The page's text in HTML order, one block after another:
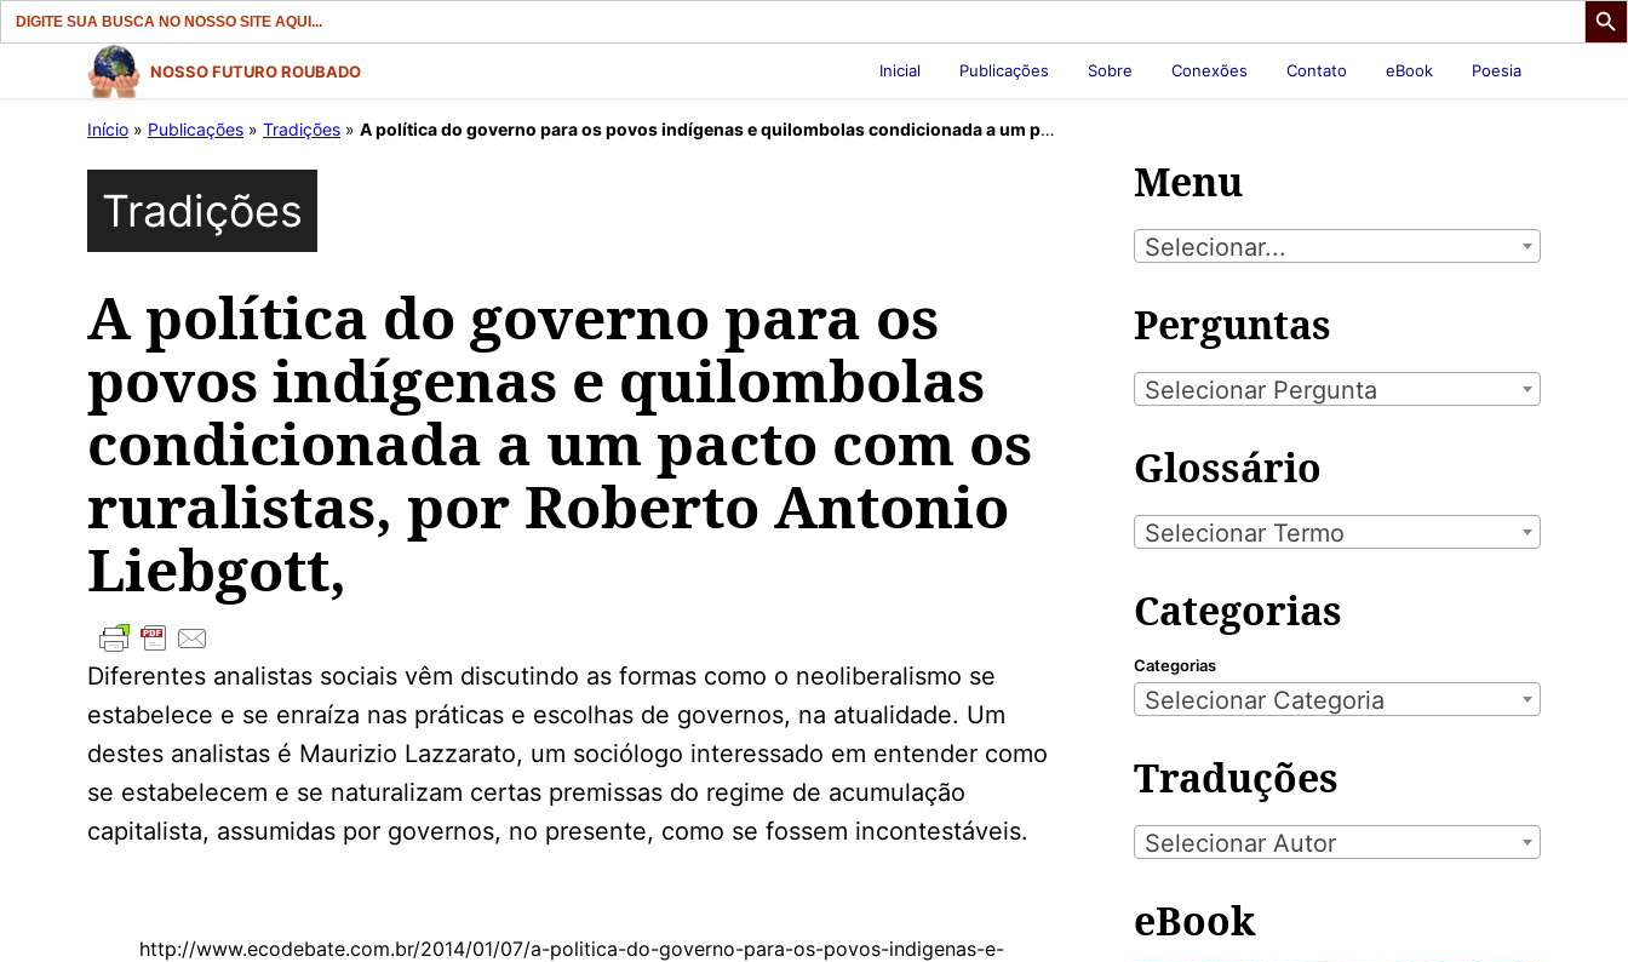
Search
for:
conteúdo
NOSSO FUTURO ROUBADO Inicial Publicações Sobre Conexões Contato eBook Poesia
Início » Publicações » Tradições » A política do governo para os povos indígenas e quilombolas condicionada a um pacto com os ruralistas, por Roberto Antonio Liebgott,
Tradições
A política do governo para os
povos indígenas e quilombolas
condicionada a um pacto com os
ruralistas, por Roberto Antonio
Liebgott,
Diferentes analistas sociais vêm discutindo as formas como o neoliberalismo se
estabelece e se enraíza nas práticas e escolhas de governos, na atualidade. Um
destes analistas é Maurizio Lazzarato, um sociólogo interessado em entender como
se estabelecem e se naturalizam certas premissas do regime de acumulação
capitalista, assumidas por governos, no presente, como se fossem incontestáveis.
http://www.ecodebate.com.br/2014/01/07/a-politica-do-governo-para-os-povos-indigenas-e-
Menu
Selecionar...
Perguntas
Selecionar Pergunta
Glossário
Selecionar Termo
Categorias
Categorias
Selecionar Categoria
Traduções
Selecionar Autor
eBook